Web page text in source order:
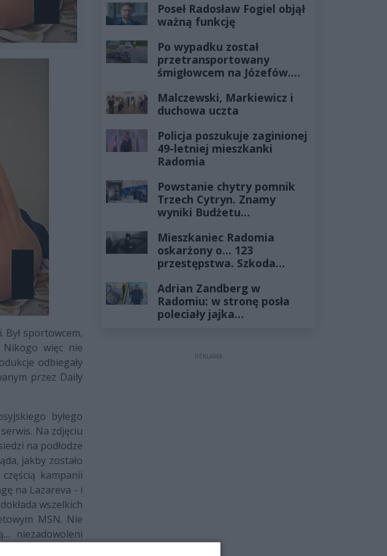
Był sportowcem,
Nikogo więc nie
odbiegały
przez Daily
byłego
Na zdjęciu
na podłodze
jakby zostało
kampanii
na Lazareva - i
wszelkich
MSN. Nie
niezadowoleni
Poseł Radosław Fogiel objął
ważną funkcję
Po wypadku został
przetransportowany
śmigłowcem na Józefów.
żyłach
Malczewski, Markiewicz i
duchowa uczta
Policja poszukuje zaginionej
49-letniej mieszkanki
Radomia
Powstanie chytry pomnik
Trzech Cytryn. Znamy
wyniki Budżetu
Mieszkaniec Radomia
oskarżony o... 123
przestępstwa. Szkoda
złotych
Adrian Zandberg w
Radomiu: w stronę posła
poleciały jajka…
REKLAMA